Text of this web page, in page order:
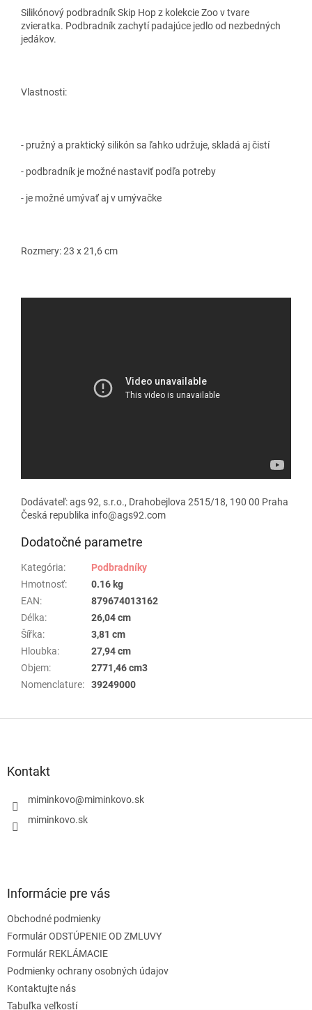
Silikónový podbradník Skip Hop z kolekcie Zoo v tvare
zvieratka. Podbradník zachytí padajúce jedlo od nezbedných
jedákov.
Vlastnosti:
- pružný a praktický silikón sa ľahko udržuje, skladá aj čistí
- podbradník je možné nastaviť podľa potreby
- je možné umývať aj v umývačke
Rozmery: 23 x 21,6 cm
Dodávateľ: ags 92, s.r.o., Drahobejlova 2515/18, 190 00 Praha
Česká republika info@ags92.com
Dodatočné parametre
Kategória:
Podbradníky
Hmotnosť:
0.16 kg
EAN:
879674013162
Délka:
26,04 cm
Šířka:
3,81 cm
Hloubka:
27,94 cm
Objem:
2771,46 cm3
Nomenclature: 39249000
Kontakt
miminkovo@miminkovo.sk
miminkovo.sk
Informácie pre vás
Obchodné podmienky
Formulár ODSTÚPENIE OD ZMLUVY
Formulár REKLÁMACIE
Podmienky ochrany osobných údajov
Kontaktujte nás
Tabuľka veľkostí